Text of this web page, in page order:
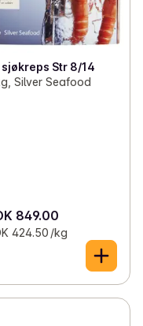
sjøkreps Str 8/14
Silver Seafood
849.00
424.50 /kg